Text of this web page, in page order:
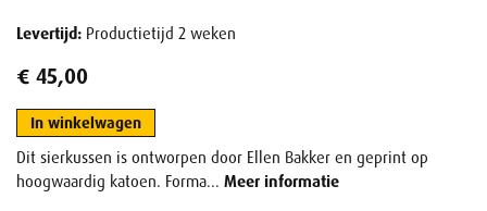
Levertijd: Productietijd 2 weken
€ 45,00
In winkelwagen
Dit sierkussen is ontworpen door Ellen Bakker en geprint op
hoogwaardig katoen. Forma... Meer informatie